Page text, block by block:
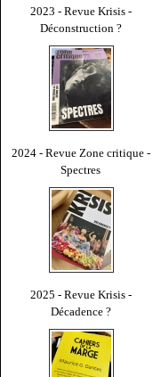
2023 - Revue Krisis -
Déconstruction ?
2024 - Revue Zone critique -
Spectres
2025 - Revue Krisis -
Décadence ?